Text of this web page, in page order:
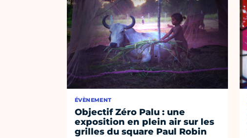
ÉVÈNEMENT
Objectif Zéro Palu : une
exposition en plein air sur les
grilles du square Paul Robin